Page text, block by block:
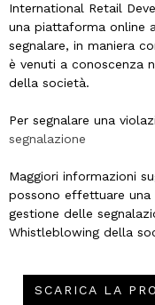
International Retail
una piattaforma online
segnalare, in maniera
è venuti a conoscenza
della società.
Per segnalare una
segnalazione
Maggiori informazioni
possono effettuare una
gestione delle
Whistleblowing della
SCARICA LA